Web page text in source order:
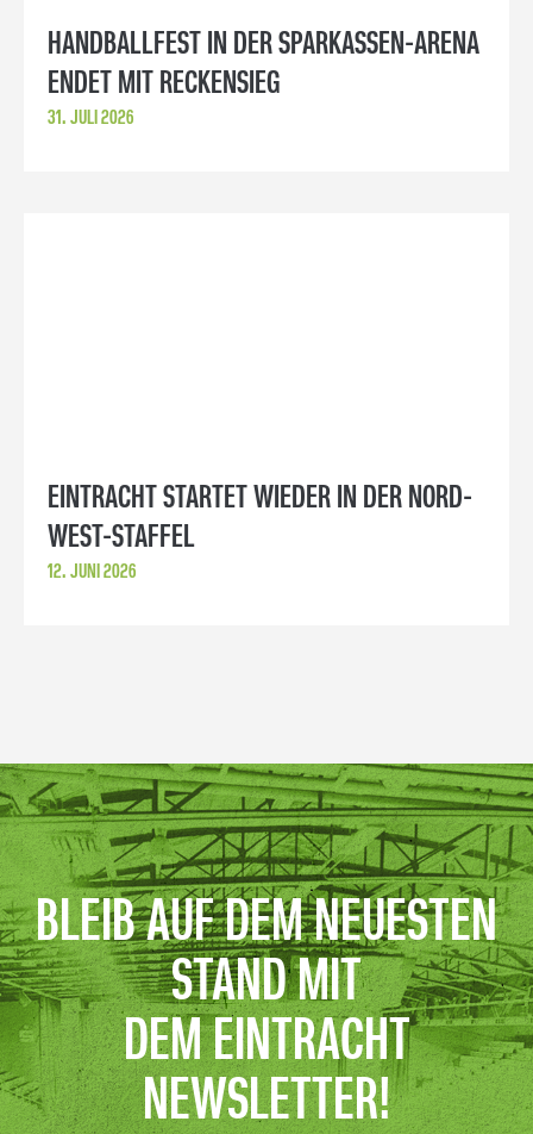
HANDBALLFEST IN DER SPARKASSEN-ARENA
ENDET MIT RECKENSIEG
31. JULI 2026
EINTRACHT STARTET WIEDER IN DER NORD-
WEST-STAFFEL
12. JUNI 2026
BLEIB AUF DEM NEUESTEN
STAND MIT
DEM EINTRACHT
NEWSLETTER!